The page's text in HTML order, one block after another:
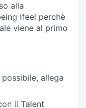
alla
Ifeel perchè
viene al primo
possibile, allega
il Talent